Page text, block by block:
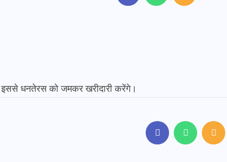
धनतेरस को जमकर खरीदारी करेंगे।